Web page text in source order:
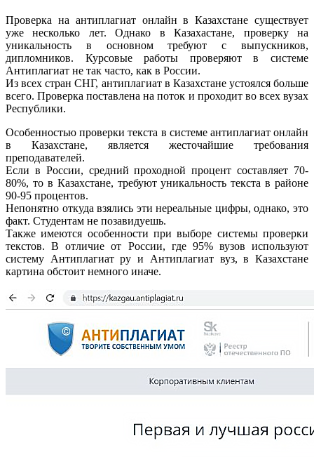
Проверка на антиплагиат онлайн в Казахстане существует
уже несколько лет. Однако в Казахастане, проверку на
уникальность в основном требуют с выпускников,
дипломников. Курсовые работы проверяют в системе
Антиплагиат не так часто, как в России.
Из всех стран СНГ, антиплагиат в Казахстане устоялся больше
всего. Проверка поставлена на поток и проходит во всех вузах
Республики.
Особенностью проверки текста в системе антиплагиат онлайн
в Казахстане, является жесточайшие требования
преподавателей.
Если в России, средний проходной процент составляет 70-
80%, то в Казахстане, требуют уникальность текста в районе
90-95 процентов.
Непонятно откуда взялись эти нереальные цифры, однако, это
факт. Студентам не позавидуешь.
Также имеются особенности при выборе системы проверки
текстов. В отличие от России, где 95% вузов используют
систему Антиплагиат ру и Антиплагиат вуз, в Казахстане
картина обстоит немного иначе.